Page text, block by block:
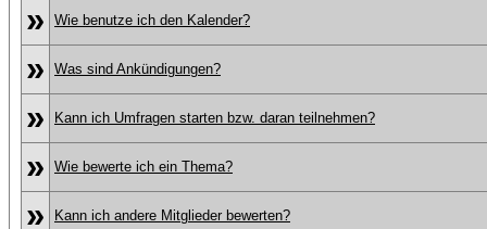
» Wie benutze ich den Kalender?
» Was sind Ankündigungen?
» Kann ich Umfragen starten bzw. daran teilnehmen?
» Wie bewerte ich ein Thema?
» Kann ich andere Mitglieder bewerten?